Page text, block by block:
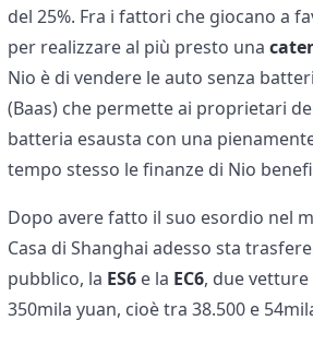
del 25%. Fra i fattori che giocano a
per realizzare al più presto una
Nio è di vendere le auto senza
(Baas) che permette ai proprietari
batteria esausta con una
tempo stesso le finanze di Nio
Dopo avere fatto il suo esordio nel
Casa di Shanghai adesso sta
pubblico, la ES6 e la EC6, due
350mila yuan, cioè tra 38.500 e